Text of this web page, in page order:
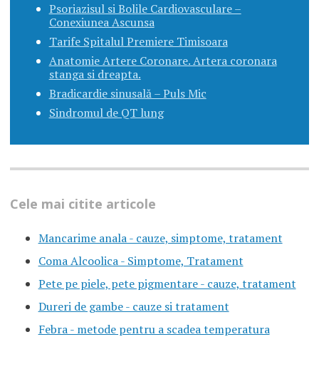
Psoriazisul si Bolile Cardiovasculare –
Conexiunea Ascunsa
Tarife Spitalul Premiere Timisoara
Anatomie Artere Coronare. Artera coronara
stanga si dreapta.
Bradicardie sinusală – Puls Mic
Sindromul de QT lung
Cele mai citite articole
Mancarime anala - cauze, simptome, tratament
Coma Alcoolica - Simptome, Tratament
Pete pe piele, pete pigmentare - cauze, tratament
Dureri de gambe - cauze si tratament
Febra - metode pentru a scadea temperatura